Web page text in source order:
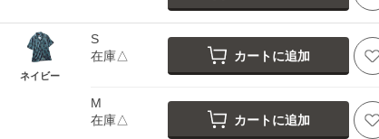
ネイビー
S
在庫△
カートに追加
M
在庫△
カートに追加